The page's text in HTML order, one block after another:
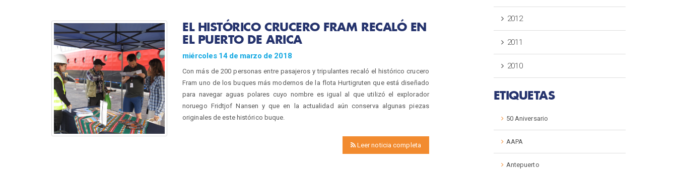
EL HISTÓRICO CRUCERO FRAM RECALÓ EN
EL PUERTO DE ARICA
miércoles 14 de marzo de 2018
Con más de 200 personas entre pasajeros y tripulantes recaló el histórico crucero
Fram uno de los buques más modernos de la flota Hurtigruten que está diseñado
para navegar aguas polares cuyo nombre es igual al que utilizó el explorador
noruego Fridtjof Nansen y que en la actualidad aún conserva algunas piezas
originales de este histórico buque.
Leer noticia completa
2012
2011
2010
ETIQUETAS
50 Aniversario
AAPA
Antepuerto